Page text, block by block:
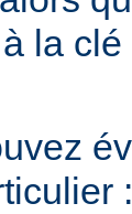
la
: